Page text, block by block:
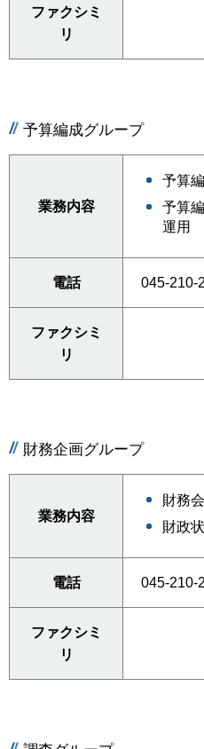
ファクシミ
リ
予算編成グループ
業務内容
予算
予算
運用
電話 045-210-
ファクシミ
リ
財務企画グループ
業務内容
財務
財政
電話 045-210-
ファクシミ
リ